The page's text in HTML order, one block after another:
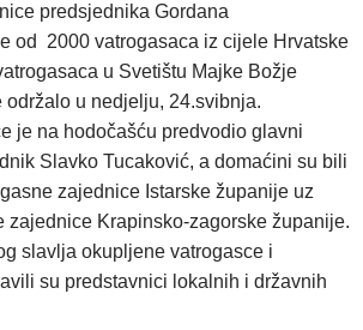
predsjednika Gordana
od 2000 vatrogasaca iz cijele Hrvatske
u Svetištu Majke Božje
održalo u nedjelju, 24.svibnja.
je na hodočašću predvodio glavni
Slavko Tucaković, a domaćini su bili
zajednice Istarske županije uz
zajednice Krapinsko-zagorske županije.
slavlja okupljene vatrogasce i
su predstavnici lokalnih i državnih